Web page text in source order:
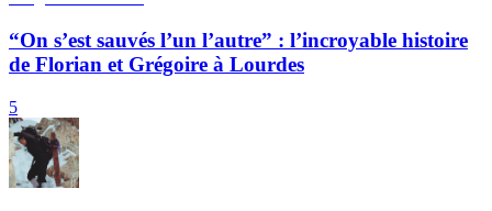
“On s’est sauvés l’un l’autre” : l’incroyable histoire
de Florian et Grégoire à Lourdes
5